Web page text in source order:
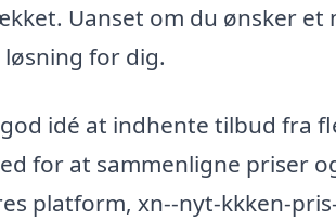
Uanset om du ønsker et
for dig.
idé at indhente tilbud fra
for at sammenligne priser
platform, xn--nyt-kkken-